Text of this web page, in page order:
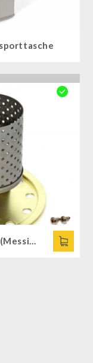
Radiator für HK 500 (Messing)